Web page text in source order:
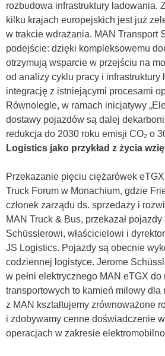
rozbudowa infrastruktury ładowania.
kilku krajach europejskich jest już
w trakcie wdrażania. MAN Transport
podejście: dzięki kompleksowemu
otrzymują wsparcie w przejściu na
od analizy cyklu pracy i infrastruktury
integrację z istniejącymi procesami
Równolegle, w ramach inicjatywy
dostawy pojazdów są dalej
redukcja do 2030 roku emisji CO₂ o
Logistics jako przykład z życia
Przekazanie pięciu ciężarówek eTGX
Truck Forum w Monachium, gdzie
członek zarządu ds. sprzedaży i
MAN Truck & Bus, przekazał pojazdy
Schüsslerowi, właścicielowi i
JS Logistics. Pojazdy są obecnie
codziennej logistyce. Jerome
w pełni elektrycznego MAN eTGX
transportowych to kamień milowy dla
z MAN kształtujemy zrównoważone
i zdobywamy cenne doświadczenie
operacjach w zakresie